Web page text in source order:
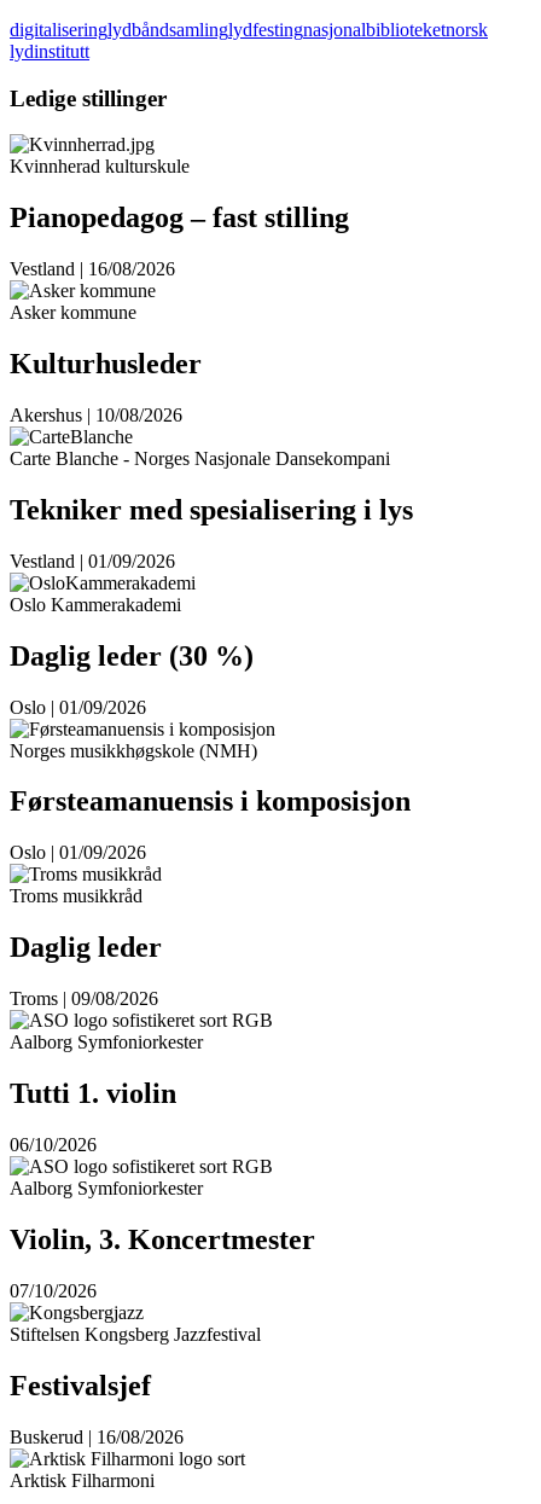
digitaliseringlydbåndsamlinglydfestingnasjonalbiblioteketnorsk
lydinstitutt
Ledige stillinger
Kvinnherad kulturskule
Pianopedagog – fast stilling
Vestland | 16/08/2026
Asker kommune
Kulturhusleder
Akershus | 10/08/2026
Carte Blanche - Norges Nasjonale Dansekompani
Tekniker med spesialisering i lys
Vestland | 01/09/2026
Oslo Kammerakademi
Daglig leder (30 %)
Oslo | 01/09/2026
Norges musikkhøgskole (NMH)
Førsteamanuensis i komposisjon
Oslo | 01/09/2026
Troms musikkråd
Daglig leder
Troms | 09/08/2026
Aalborg Symfoniorkester
Tutti 1. violin
06/10/2026
Aalborg Symfoniorkester
Violin, 3. Koncertmester
07/10/2026
Stiftelsen Kongsberg Jazzfestival
Festivalsjef
Buskerud | 16/08/2026
Arktisk Filharmoni